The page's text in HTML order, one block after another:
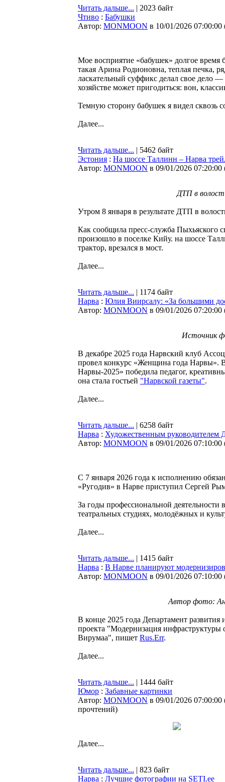
Читать дальше... | 2023 байт
Чтиво : Бабушки
Автор: MONMOON в 10/01/2026 07:00:00
Мое восприятие «бабушек» долгое
такая Арина Родионовна, теплая печка,
ласкательный суффикс делал свое дело
хозяйстве может пригодиться: вон,
Темную сторону бабушек я видел сквозь
Далее...
Читать дальше... | 5462 байт
Эстония : На шоссе Таллинн – Нарва
Автор: MONMOON в 09/01/2026 07:20:00
ДТП в
Утром 8 января в результате ДТП в
Как сообщила пресс-служба Пыхьяского
произошло в поселке Кийу. на шоссе
трактор, врезался в мост.
Далее...
Читать дальше... | 1174 байт
Нарва : Юлия Виирсалу: «За большими
Автор: MONMOON в 09/01/2026 07:20:00
Источник
В декабре 2025 года Нарвский клуб
провел конкурс «Женщина года
Нарвы-2025» победила педагог,
она стала гостьей "Нарвской газеты".
Далее...
Читать дальше... | 6258 байт
Нарва : Художественным руководителем
Автор: MONMOON в 09/01/2026 07:10:00
С 7 января 2026 года к исполнению
«Ругодив» в Нарве приступил Сергей
За годы профессиональной
театральных студиях, молодёжных и
Далее...
Читать дальше... | 1415 байт
Нарва : В Нарве планируют
Автор: MONMOON в 09/01/2026 07:10:00
Автор фото:
В конце 2025 года Департамент
проекта "Модернизация инфраструктуры
Вирумаа", пишет Rus.Err.
Далее...
Читать дальше... | 1444 байт
Юмор : Забавные картинки
Автор: MONMOON в 09/01/2026 07:00:00
прочтений)
Далее...
Читать дальше... | 823 байт
Нарва : Лучшие фотографии на SETI.ee